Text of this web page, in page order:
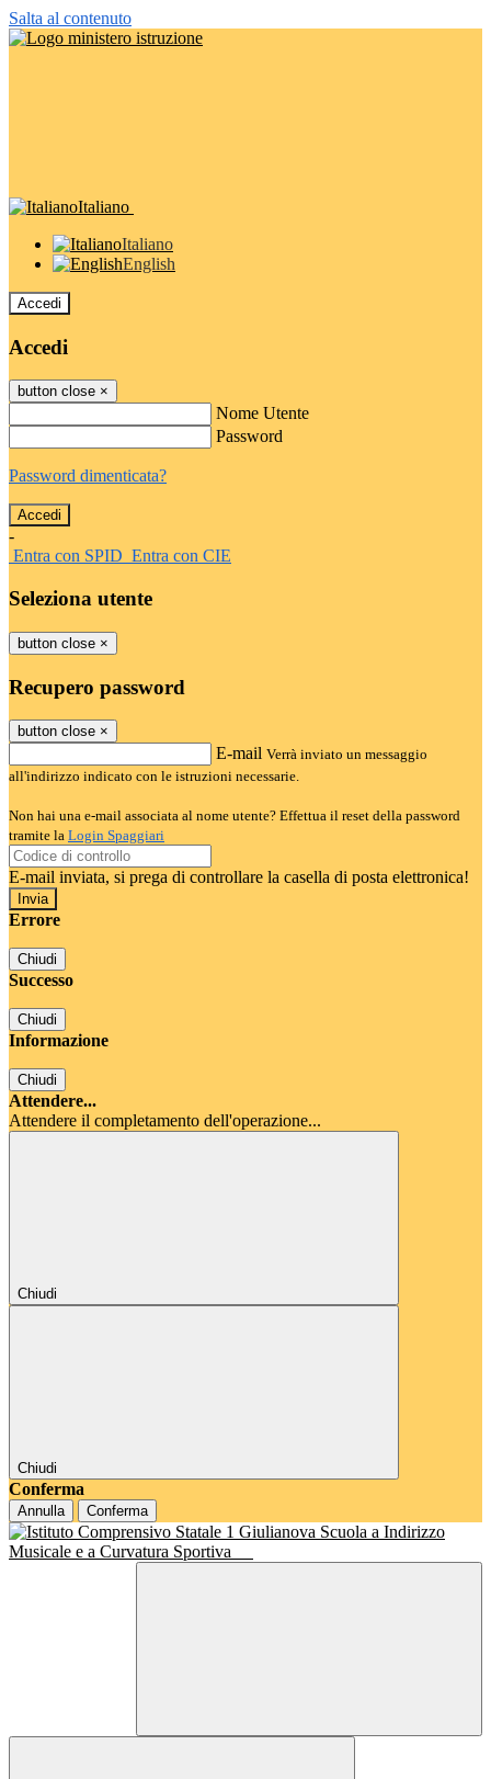
Salta al contenuto
Italiano
Italiano
English
Accedi
Accedi
button close ×
Nome Utente
Password
Password dimenticata?
-
Entra con SPID Entra con CIE
Seleziona utente
button close ×
Recupero password
button close ×
E-mail Verrà inviato un messaggio
all'indirizzo indicato con le istruzioni necessarie.
Non hai una e-mail associata al nome utente? Effettua il reset della password
tramite la Login Spaggiari
E-mail inviata, si prega di controllare la casella di posta elettronica!
Errore
Chiudi
Successo
Chiudi
Informazione
Chiudi
Attendere...
Attendere il completamento dell'operazione...
Chiudi
Chiudi
Conferma
Annulla Conferma
Scuola a Indirizzo
Musicale e a Curvatura Sportiva